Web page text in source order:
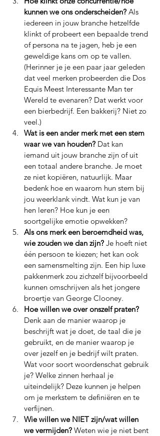
kunnen we ons onderscheiden? Als
iedereen in jouw branche hetzelfde
klinkt of probeert een bepaalde trend
of persona na te jagen, heb je een
geweldige kans om op te vallen.
(Herinner je je een paar jaar geleden
dat veel merken probeerden die Dos
Equis Meest Interessante Man ter
Wereld te evenaren? Dat werkt voor
een bierbedrijf. Een bakkerij? Niet zo
veel.)
Wat is een ander merk met een stem
waar we van houden? Dat kan
iemand uit jouw branche zijn of uit
een totaal andere branche. Je moet
ze niet kopiëren, natuurlijk. Maar
bedenk hoe en waarom hun stem bij
jou weerklank vindt. Wat kun je van
hen leren? Hoe kun je een
soortgelijke emotie opwekken?
Als ons merk een beroemdheid was,
wie zouden we dan zijn? Je hoeft niet
één persoon te kiezen; het kan ook
een samensmelting zijn. Een hip luxe
pakkenmerk zou zichzelf bijvoorbeeld
kunnen omschrijven als het jongere
broertje van George Clooney.
Hoe willen we over onszelf praten?
Denk aan de manier waarop je
beschrijft wat je doet, de taal die je
gebruikt, en de manier waarop je
over jezelf en je bedrijf wilt praten.
Wat voor soort woordenschat gebruik
je? Welke zinnen herhaal je
uiteindelijk? Deze kunnen je helpen
om je merkstem te definiëren en te
verfijnen.
Wie willen we NIET zijn/wat willen
we vermijden? Weten wie je niet bent